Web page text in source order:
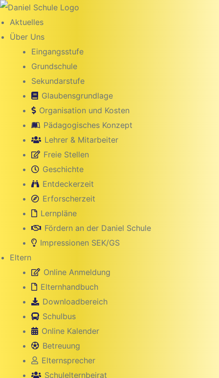
Aktuelles
Über Uns
Eingangsstufe
Grundschule
Sekundarstufe
Glaubensgrundlage
Organisation und Kosten
Pädagogisches Konzept
Lehrer & Mitarbeiter
Freie Stellen
Geschichte
Entdeckerzeit
Erforscherzeit
Lernpläne
Fördern an der Daniel Schule
Impressionen SEK/GS
Eltern
Online Anmeldung
Elternhandbuch
Downloadbereich
Schulbus
Online Kalender
Betreuung
Elternsprecher
Schulelternbeirat